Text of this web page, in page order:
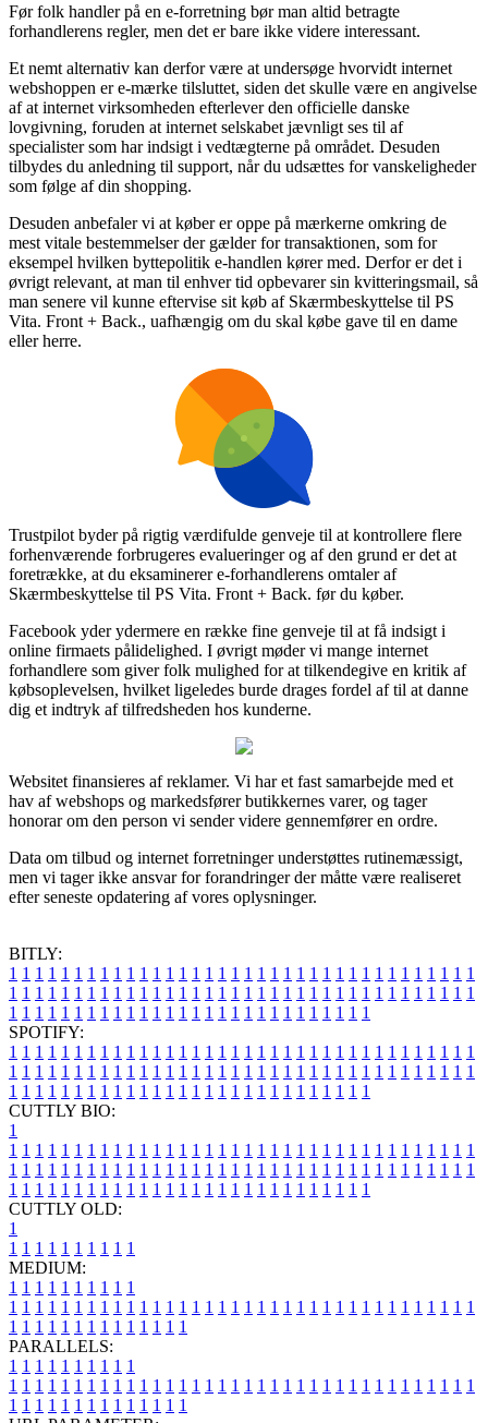
Før folk handler på en e-forretning bør man altid betragte
forhandlerens regler, men det er bare ikke videre interessant.
Et nemt alternativ kan derfor være at undersøge hvorvidt internet
webshoppen er e-mærke tilsluttet, siden det skulle være en angivelse
af at internet virksomheden efterlever den officielle danske
lovgivning, foruden at internet selskabet jævnligt ses til af
specialister som har indsigt i vedtægterne på området. Desuden
tilbydes du anledning til support, når du udsættes for vanskeligheder
som følge af din shopping.
Desuden anbefaler vi at køber er oppe på mærkerne omkring de
mest vitale bestemmelser der gælder for transaktionen, som for
eksempel hvilken byttepolitik e-handlen kører med. Derfor er det i
øvrigt relevant, at man til enhver tid opbevarer sin kvitteringsmail, så
man senere vil kunne eftervise sit køb af Skærmbeskyttelse til PS
Vita. Front + Back., uafhængig om du skal købe gave til en dame
eller herre.
Trustpilot byder på rigtig værdifulde genveje til at kontrollere flere
forhenværende forbrugeres evalueringer og af den grund er det at
foretrække, at du eksaminerer e-forhandlerens omtaler af
Skærmbeskyttelse til PS Vita. Front + Back. før du køber.
Facebook yder ydermere en række fine genveje til at få indsigt i
online firmaets pålidelighed. I øvrigt møder vi mange internet
forhandlere som giver folk mulighed for at tilkendegive en kritik af
købsoplevelsen, hvilket ligeledes burde drages fordel af til at danne
dig et indtryk af tilfredsheden hos kunderne.
Websitet finansieres af reklamer. Vi har et fast samarbejde med et
hav af webshops og markedsfører butikkernes varer, og tager
honorar om den person vi sender videre gennemfører en ordre.
Data om tilbud og internet forretninger understøttes rutinemæssigt,
men vi tager ikke ansvar for forandringer der måtte være realiseret
efter seneste opdatering af vores oplysninger.
BITLY:
1 1 1 1 1 1 1 1 1 1 1 1 1 1 1 1 1 1 1 1 1 1 1 1 1 1 1 1 1 1 1 1 1 1 1 1
1 1 1 1 1 1 1 1 1 1 1 1 1 1 1 1 1 1 1 1 1 1 1 1 1 1 1 1 1 1 1 1 1 1 1 1
1 1 1 1 1 1 1 1 1 1 1 1 1 1 1 1 1 1 1 1 1 1 1 1 1 1 1 1
SPOTIFY:
1 1 1 1 1 1 1 1 1 1 1 1 1 1 1 1 1 1 1 1 1 1 1 1 1 1 1 1 1 1 1 1 1 1 1 1
1 1 1 1 1 1 1 1 1 1 1 1 1 1 1 1 1 1 1 1 1 1 1 1 1 1 1 1 1 1 1 1 1 1 1 1
1 1 1 1 1 1 1 1 1 1 1 1 1 1 1 1 1 1 1 1 1 1 1 1 1 1 1 1
CUTTLY BIO:
1
1 1 1 1 1 1 1 1 1 1 1 1 1 1 1 1 1 1 1 1 1 1 1 1 1 1 1 1 1 1 1 1 1 1 1 1
1 1 1 1 1 1 1 1 1 1 1 1 1 1 1 1 1 1 1 1 1 1 1 1 1 1 1 1 1 1 1 1 1 1 1 1
1 1 1 1 1 1 1 1 1 1 1 1 1 1 1 1 1 1 1 1 1 1 1 1 1 1 1 1
CUTTLY OLD:
1
1 1 1 1 1 1 1 1 1 1
MEDIUM:
1 1 1 1 1 1 1 1 1 1
1 1 1 1 1 1 1 1 1 1 1 1 1 1 1 1 1 1 1 1 1 1 1 1 1 1 1 1 1 1 1 1 1 1 1 1
1 1 1 1 1 1 1 1 1 1 1 1 1 1
PARALLELS:
1 1 1 1 1 1 1 1 1 1
1 1 1 1 1 1 1 1 1 1 1 1 1 1 1 1 1 1 1 1 1 1 1 1 1 1 1 1 1 1 1 1 1 1 1 1
1 1 1 1 1 1 1 1 1 1 1 1 1 1